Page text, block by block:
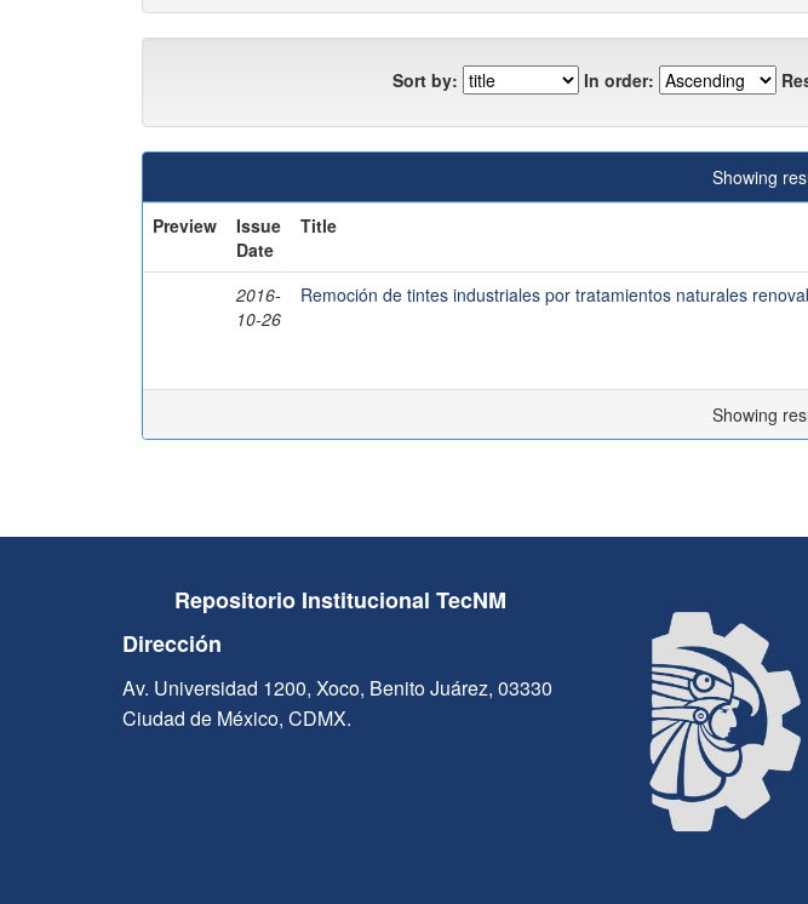
Sort by: In order:
Showing
Preview
Issue
Date
Title
2016-
10-26
Remoción de tintes industriales por tratamientos naturales
Showing
Repositorio Institucional TecNM
Dirección
Av. Universidad 1200, Xoco, Benito Juárez, 03330
Ciudad de México, CDMX.